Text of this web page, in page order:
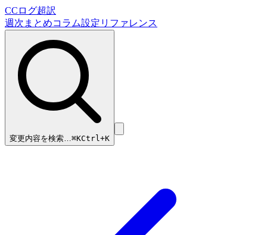
CCログ超訳
週次まとめコラム設定リファレンス
変更内容を検索…⌘KCtrl+K